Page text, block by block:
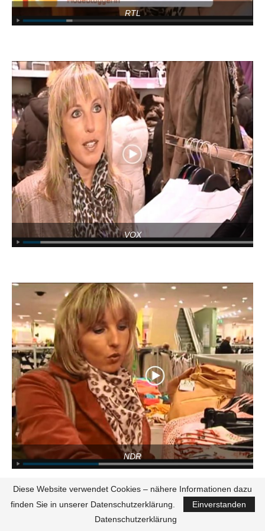
RTL
VOX
NDR
Diese Website verwendet Cookies – nähere Informationen dazu
finden Sie in unserer Datenschutzerklärung.
Einverstanden
Datenschutzerklärung